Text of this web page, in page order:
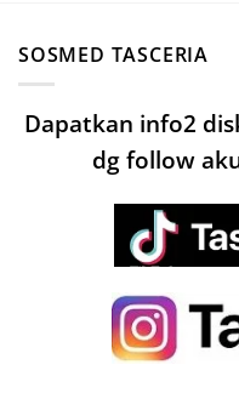
SOSMED TASCERIA
Dapatkan info2
dg follow